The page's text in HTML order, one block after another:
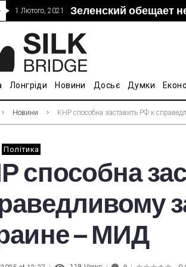
1 Лютого, 2021 Зеленский обещает
Прошло 5-тое
“Дочка” Beijing
В Украине ввели
Лонгріди Новини Досьє Думки
Новини КНР способна заставить РФ к
Політика
способна
– МИД